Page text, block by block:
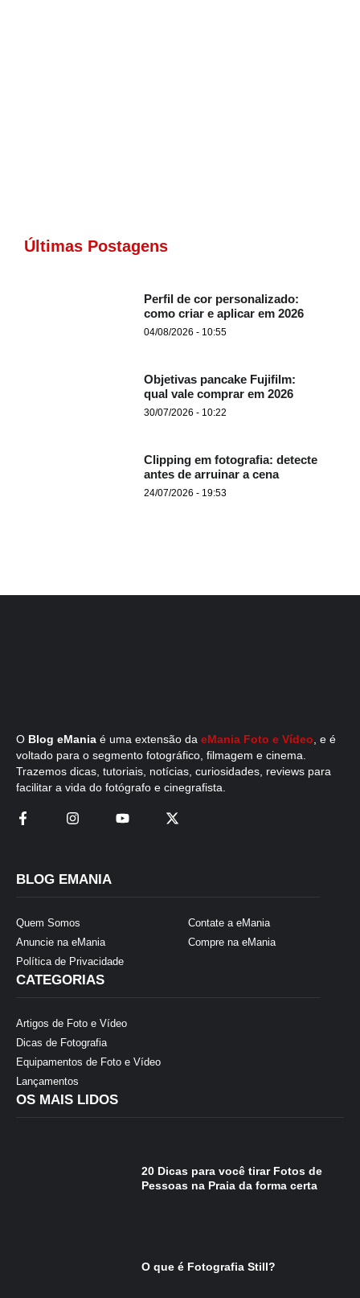
Últimas Postagens
Perfil de cor personalizado:
como criar e aplicar em 2026
04/08/2026 - 10:55
Objetivas pancake Fujifilm:
qual vale comprar em 2026
30/07/2026 - 10:22
Clipping em fotografia: detecte
antes de arruinar a cena
24/07/2026 - 19:53
O Blog eMania é uma extensão da eMania Foto e Vídeo , e é
voltado para o segmento fotográfico, filmagem e cinema.
Trazemos dicas, tutoriais, notícias, curiosidades, reviews para
facilitar a vida do fotógrafo e cinegrafista.
BLOG EMANIA
Quem Somos
Anuncie na eMania
Política de Privacidade
Contate a eMania
Compre na eMania
CATEGORIAS
Artigos de Foto e Vídeo
Dicas de Fotografia
Equipamentos de Foto e Vídeo
Lançamentos
OS MAIS LIDOS
20 Dicas para você tirar Fotos de
Pessoas na Praia da forma certa
O que é Fotografia Still?